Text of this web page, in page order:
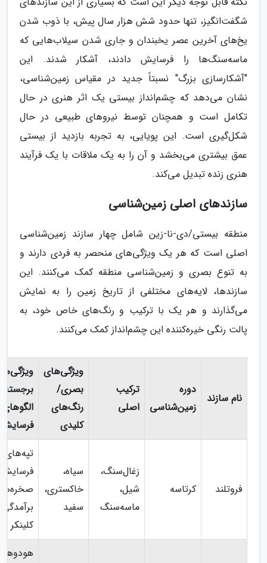
شگفت‌انگیز، تنها حدود شش هزار سال پیش، با ذوب شدن
یخ‌های آخرین عصر یخبندان و جاری شدن سیلاب‌هایی که
ماسه‌سنگ‌ها را فرسایش دادند، آشکار شدند. این
"آشکارسازی بزرگ" نسبتاً جدید در مقیاس زمین‌شناسی،
نشان می‌دهد که چشم‌انداز بیستی یک اثر هنری در حال
تکامل است و همچنان توسط نیروهای طبیعی در حال
شکل‌گیری است. این پویایی، به تجربه بازدید از بیستی
عمق بیشتری می‌بخشد و آن را به یک ملاقات با یک فرآیند
هنری زنده تبدیل می‌کند.
سازندهای اصلی زمین‌شناسی
منطقه بیستی/دی-نا-زین شامل چهار سازند زمین‌شناسی
اصلی است که هر یک ویژگی‌های منحصر به فردی دارند و
به تنوع بصری و زمین‌شناسی منطقه کمک می‌کنند. این
سازندها، لایه‌های مختلفی از تاریخ زمین را به نمایش
می‌گذارند و هر یک با ترکیب و رنگ‌های خاص خود، به
پالت رنگی خیره‌کننده این چشم‌انداز کمک می‌کنند.
نام سازند
دوره
زمین‌شناسی
ترکیب
اصلی
ویژگی‌های
بصری/
رنگ‌های
کلیدی
برجسته/
الگوهای
فرسایش
فروتلند کرتاسه
زغال‌سنگ،
شیل،
ماسه‌سنگ
سیاه،
خاکستری،
سفید
تپه‌های
کلینکر
هودوها